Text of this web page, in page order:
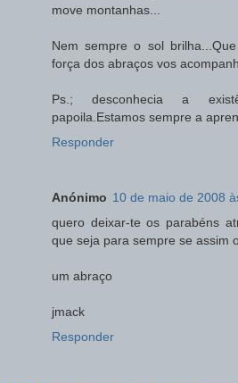
move montanhas...
Nem sempre o sol
força dos abraços vos
Ps.; desconhecia a
papoila.Estamos sempre a
Responder
Anónimo 10 de maio de 2008
quero deixar-te os parabéns
que seja para sempre se assim
um abraço
jmack
Responder